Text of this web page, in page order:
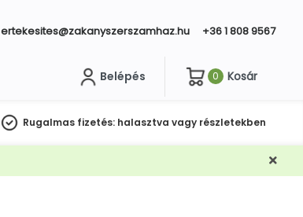
ertekesites@zakanyszerszamhaz.hu +36 1 808 9567
Belépés 0 Kosár
Rugalmas fizetés: halasztva vagy részletekben